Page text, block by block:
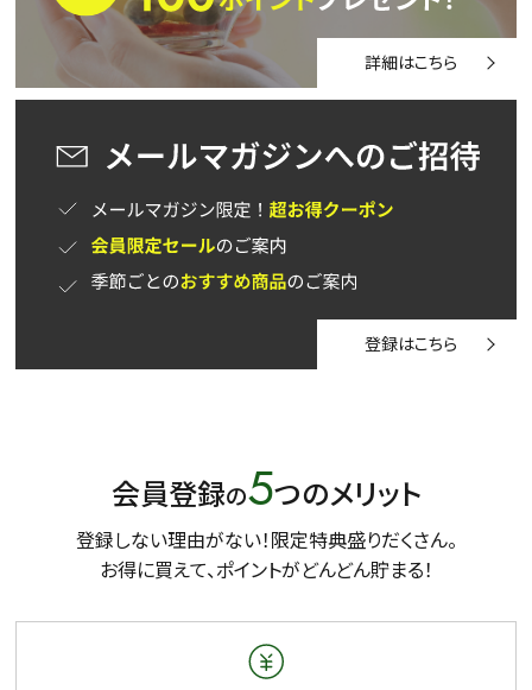
水出しお試し ルイボスカモミール仙鶴草 深蒸し茶業務用大容量
予算・価格で探す
〜 円
茶葉を選択
健康茶 ハーブティー 緑茶
容量を選択
検索
詳細はこちら
登録はこちら
会員登録の5つのメリット
登録しない理由がない！限定特典盛りだくさん。
お得に買えて、ポイントがどんどん貯まる！